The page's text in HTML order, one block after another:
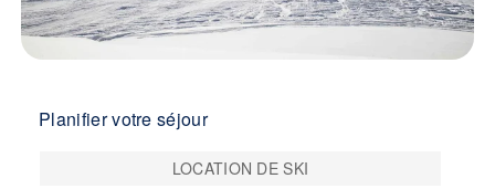
Planifier votre séjour
LOCATION DE SKI